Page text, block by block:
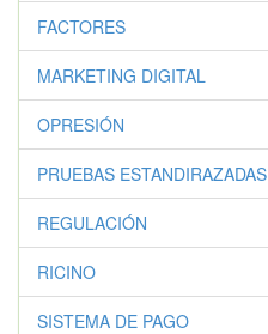
FACTORES
MARKETING DIGITAL
OPRESIÓN
PRUEBAS ESTANDIRAZADAS
REGULACIÓN
RICINO
SISTEMA DE PAGO